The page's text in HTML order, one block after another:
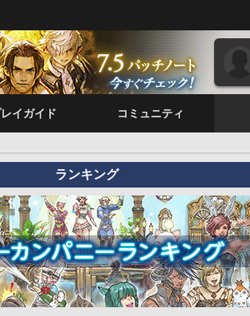
イガイド コミュニティ
ランキング